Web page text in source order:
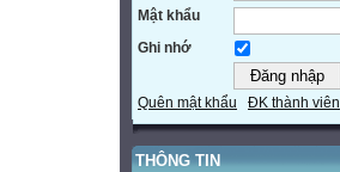
Mật khẩu
Ghi nhớ
Quên mật khẩu ĐK thành viên
THÔNG TIN